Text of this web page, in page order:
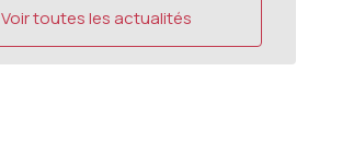
Voir toutes les actualités